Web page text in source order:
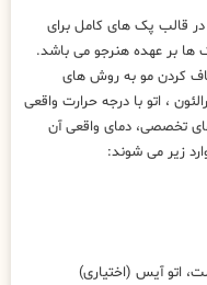
در قالب پک های کامل برای
ها بر عهده هنرجو می باشد.
کردن مو به روش های
، اتو با درجه حرارت واقعی
های تخصصی، دمای واقعی آن
زیر می شوند:
اتو آیس (اختیاری)